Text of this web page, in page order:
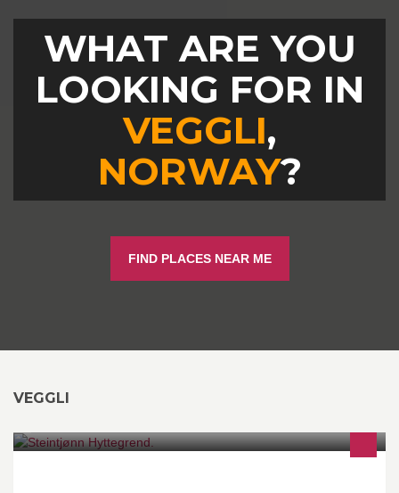
WHAT ARE YOU
LOOKING FOR IN
VEGGLI,
NORWAY?
FIND PLACES NEAR ME
VEGGLI